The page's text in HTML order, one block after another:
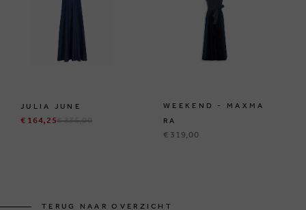
JULIA JUNE
€ 164,25€ 335,00
WEEKEND - MAXMA
RA
€ 319,00
TERUG NAAR OVERZICHT